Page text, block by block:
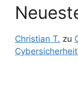
Christian T. zu